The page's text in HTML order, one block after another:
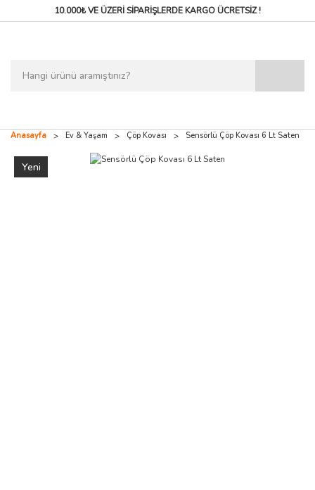
10.000₺ VE ÜZERİ SİPARİŞLERDEKARGO ÜCRETSİZ !
Anasayfa Ev & Yaşam Çöp Kovası Sensörlü Çöp Kovası 6 Lt Saten
Yeni